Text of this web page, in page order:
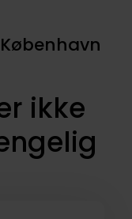
København
ikke